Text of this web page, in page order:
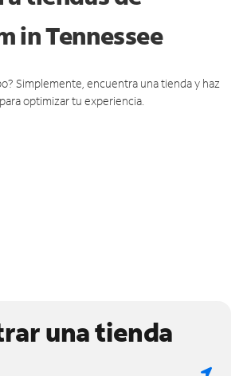
in Tennessee
Simplemente, encuentra una tienda y haz
optimizar tu experiencia.
una tienda